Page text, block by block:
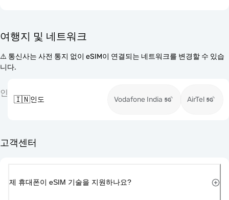
여행지 및 네트워크
⚠️ 통신사는 사전 통지 없이 eSIM이 연결되는 네트워크를 변경할 수 있습
니다.
인
🇮🇳인도 Vodafone India AirTel
고객센터
제 휴대폰이 eSIM 기술을 지원하나요?